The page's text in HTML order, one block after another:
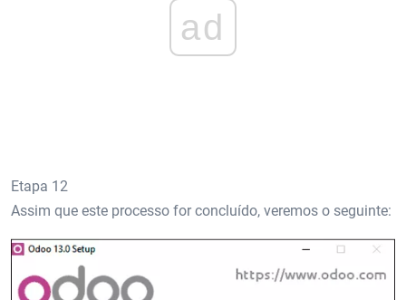
ad
Etapa 12
Assim que este processo for concluído, veremos o seguinte: